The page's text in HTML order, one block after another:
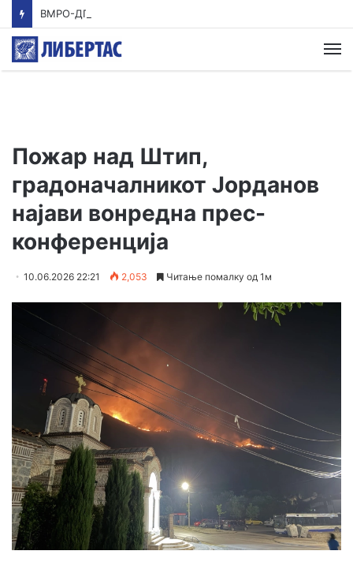
Пожар над Штип,
градоначалникот Јорданов
најави вонредна прес-
конференција
10.06.2026 22:21 2,053 Читање помалку од 1м